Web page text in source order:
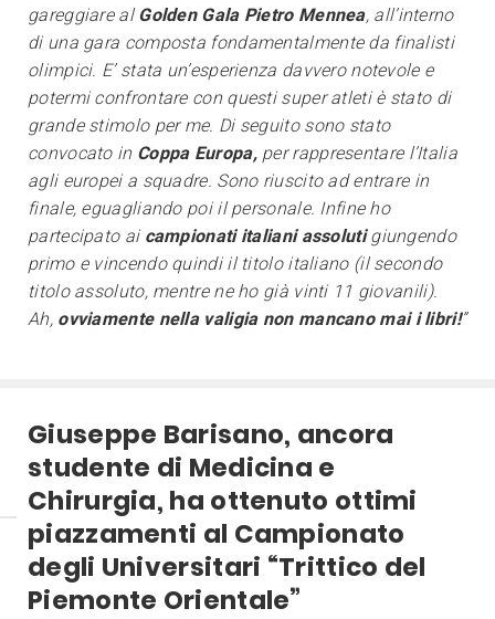
gareggiare alGolden Gala Pietro Mennea, all’interno
di una gara composta fondamentalmente da finalisti
olimpici. E’ stata un’esperienza davvero notevole e
potermi confrontare con questi super atleti è stato di
grande stimolo per me. Di seguito sono stato
convocato in Coppa Europa,per rappresentare l’Italia
agli europei a squadre. Sono riuscito ad entrare in
finale, eguagliando poi il personale. Infine ho
partecipato aicampionati italiani assolutigiungendo
primo e vincendo quindi il titolo italiano (il secondo
titolo assoluto, mentre ne ho già vinti 11 giovanili).
Ah, ovviamente nella valigia non mancano mai i libri!”
Giuseppe Barisano, ancora
studente di Medicina e
Chirurgia, ha ottenuto ottimi
piazzamenti al Campionato
degli Universitari “Trittico del
Piemonte Orientale”